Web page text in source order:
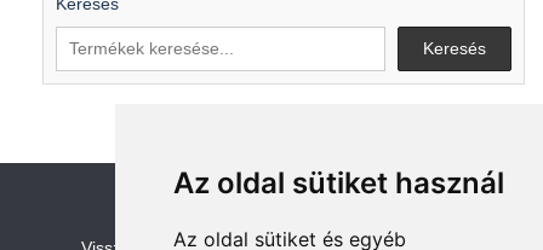
Az oldal sütiket használ
Az oldal sütiket és egyéb
Keresés